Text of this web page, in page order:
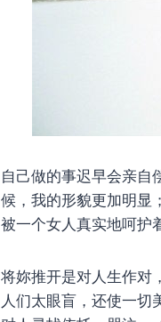
自己做的事迟早会亲自
候，我的形貌更加明显
被一个女人真实地呵护
将妳推开​​是对人生作对
人们太眼盲，还使一